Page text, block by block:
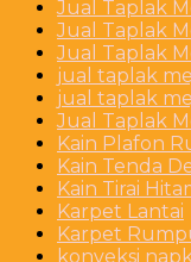
Jual Taplak
Jual Taplak
Jual Taplak
jual taplak
jual taplak
Jual Taplak
Kain Plafon
Kain Tenda
Kain Tirai
Karpet Lantai
Karpet
konveksi